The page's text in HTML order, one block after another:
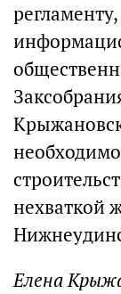
нехваткой
Елена